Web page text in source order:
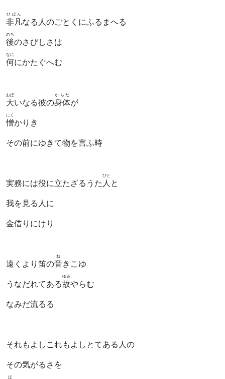
非凡
ひぼん
なる人のごとくにふるまへる
後
のち
のさびしさは
何
なに
にかたぐへむ
大
おほ
いなる彼の身体
からだ
が
憎
にく
かりき
その前にゆきて物を言ふ時
実務には役に立たざるうた 人
びと
と
我を見る人に
金借りにけり
遠くより笛の音
ね
きこゆ
うなだれてある故
ゆゑ
やらむ
なみだ流るる
それもよしこれもよしとてある人の
その気がるさを
ほ